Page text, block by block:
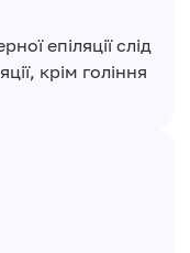
епіляції слід
крім гоління